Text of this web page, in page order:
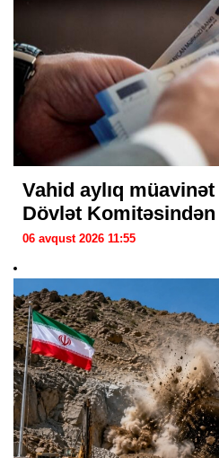
Vahid aylıq
Dövlət Komitəsindən
06 avqust 2026 11:55